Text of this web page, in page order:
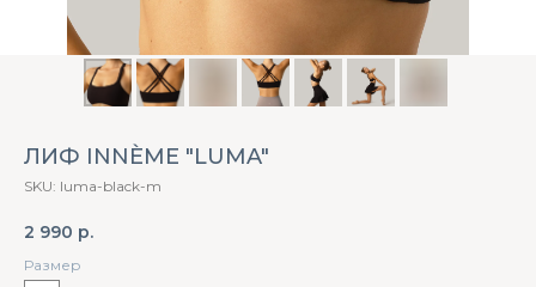
ЛИФ INNÈME "LUMA"
SKU: luma-black-m
2 990 р.
Размер